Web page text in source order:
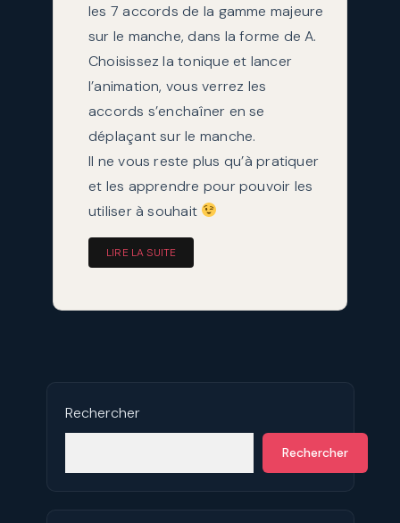
les 7 accords de la gamme majeure
sur le manche, dans la forme de A.
Choisissez la tonique et lancer
l’animation, vous verrez les
accords s’enchaîner en se
déplaçant sur le manche.
Il ne vous reste plus qu’à pratiquer
et les apprendre pour pouvoir les
utiliser à souhait
LIRE LA SUITE
Rechercher
Rechercher